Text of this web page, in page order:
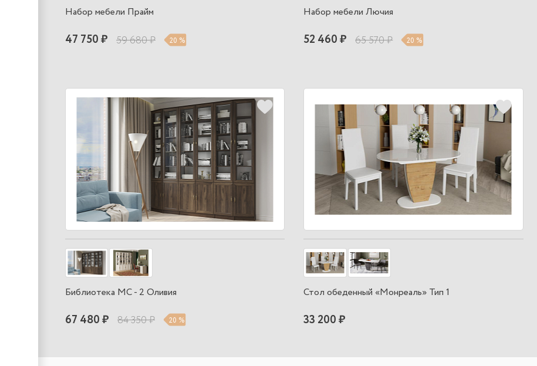
Набор мебели Прайм
47 750 ₽ 59 680 ₽ 20 %
Набор мебели Лючия
52 460 ₽ 65 570 ₽ 20 %
Библиотека МС - 2 Оливия
67 480 ₽ 84 350 ₽ 20 %
Стол обеденный «Монреаль» Тип 1
33 200 ₽